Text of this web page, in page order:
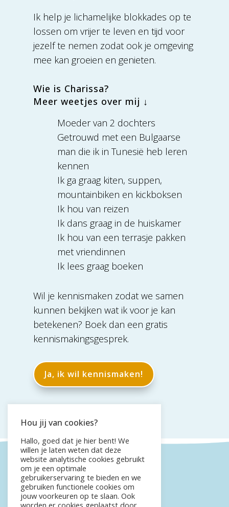
Ik help je lichamelijke blokkades op te
lossen om vrijer te leven en tijd voor
jezelf te nemen zodat ook je omgeving
mee kan groeien en genieten.
Wie is Charissa?
Meer weetjes over mij ↓
Moeder van 2 dochters
Getrouwd met een Bulgaarse
man die ik in Tunesië heb leren
kennen
Ik ga graag kiten, suppen,
mountainbiken en kickboksen
Ik hou van reizen
Ik dans graag in de huiskamer
Ik hou van een terrasje pakken
met vriendinnen
Ik lees graag boeken
Wil je kennismaken zodat we samen
kunnen bekijken wat ik voor je kan
betekenen? Boek dan een gratis
kennismakingsgesprek.
Ja, ik wil kennismaken!
Hou jij van cookies?
Hallo, goed dat je hier bent! We
willen je laten weten dat deze
website analytische cookies gebruikt
om je een optimale
gebruikerservaring te bieden en we
gebruiken functionele cookies om
jouw voorkeuren op te slaan. Ook
worden er cookies geplaatst door